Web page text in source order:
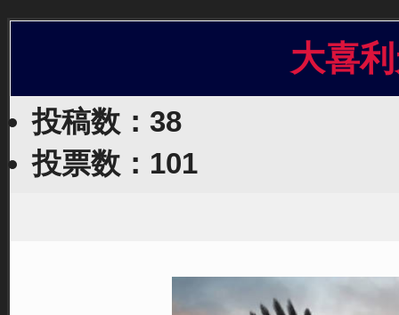
大喜
投稿数：38
投票数：101